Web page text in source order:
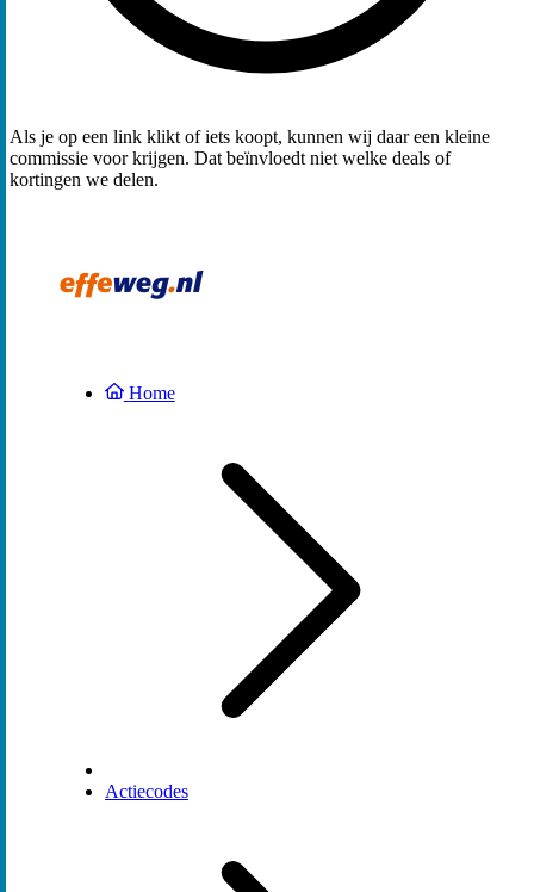
Als je op een link klikt of iets koopt, kunnen wij daar een kleine
commissie voor krijgen. Dat beïnvloedt niet welke deals of
kortingen we delen.
Home
Actiecodes